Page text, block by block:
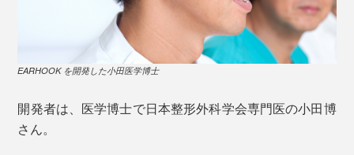
瘈脈（けいみゃく）
耳鳴り、めまい、頭痛、顔の引き締めなど
頭痛、肩こり、首のこり、耳鳴り、鼻づまり、花粉
症、風邪
サーモグラフィーで比較すると、『EARHOOK』装着に
よって、頸部から顔面にかけて、広範囲で皮膚温度が上
昇していることがわかります。もちろん個人差はありま
すが、30分かけるだけで、ぽかぽかとしてくる方もいる
《ネオジム磁石が刺激する神経》
EARHOOK を開発した小田医学博士
開発者は、医学博士で日本整形外科学会専門医の小田博
さん。